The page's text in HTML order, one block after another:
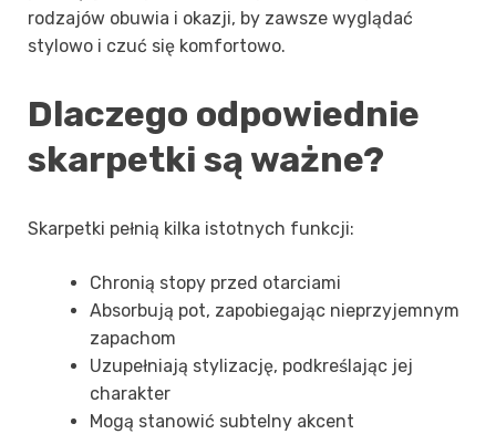
rodzajów obuwia i okazji, by zawsze wyglądać
stylowo i czuć się komfortowo.
Dlaczego odpowiednie
skarpetki są ważne?
Skarpetki pełnią kilka istotnych funkcji:
Chronią stopy przed otarciami
Absorbują pot, zapobiegając nieprzyjemnym
zapachom
Uzupełniają stylizację, podkreślając jej
charakter
Mogą stanowić subtelny akcent